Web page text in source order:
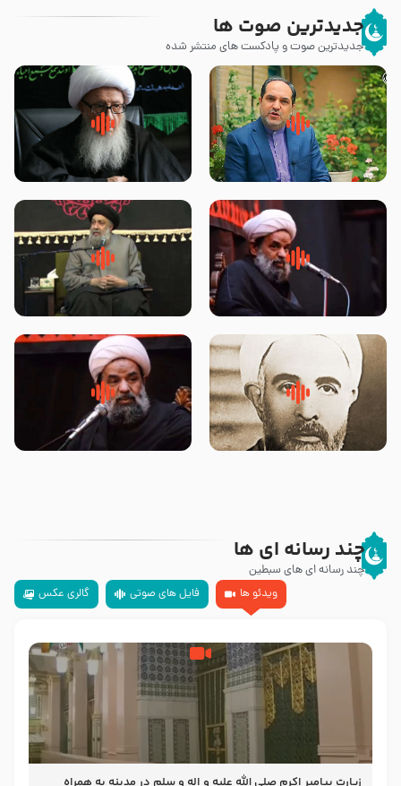
جدیدترین صوت ها
جدیدترین صوت و پادکست های منتشر شده
پیامبر صلی الله علیه وآله و سلم
فرمودند وای بر بچه های آخر
زوّار اربعین امام حسین (علیه
السلام) با این اشتیاق به زیارت
روضه جانسوز پاره های جگر امام
حسن مجتبی علیه السلام-حجت
لقب حضرت رقیه سلام الله علیها به
چه معناست – حجت الاسلام علوی
روضه‌ی مجلس یزید ملعون و
اسارت اهل‌بیت علیهم‌السلام –
سلام جوانی که امام حسین علیه
السلام خودش جوابش را دادند
چند رسانه ای ها
چند رسانه ای های سبطین
ویدئو ها
فایل های صوتی گالری عکس
زیارت پیامبر اکرم صلی الله علیه و اله و سلم در مدینه به همراه